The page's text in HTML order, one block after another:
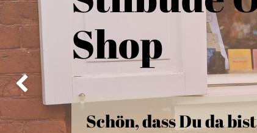
Shop
Schön, dass Du da
Zurück